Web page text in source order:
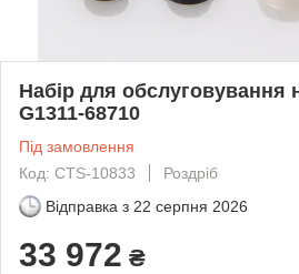
Набір для обслуговування
G1311-68710
Під замовлення
Код: CTS-10833
Роздріб
Відправка з 22 серпня 2026
33 972 ₴